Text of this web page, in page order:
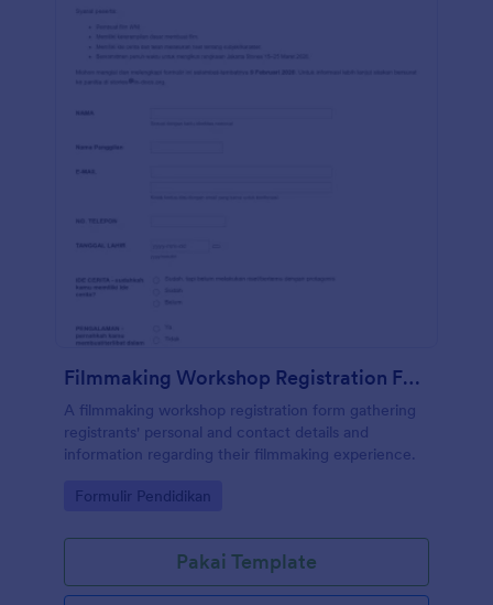
Filmmaking Workshop Registration Form In Indonesian
A filmmaking workshop registration form gathering
registrants' personal and contact details and
information regarding their filmmaking experience.
Go to Category:
Formulir Pendidikan
Pakai Template